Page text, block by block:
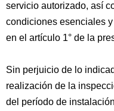
servicio autorizado, así
condiciones esenciales
en el artículo 1° de la
Sin perjuicio de lo
realización de la
del período de